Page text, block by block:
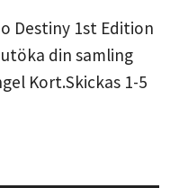
Destiny 1st Edition
din samling
Kort.Skickas 1-5